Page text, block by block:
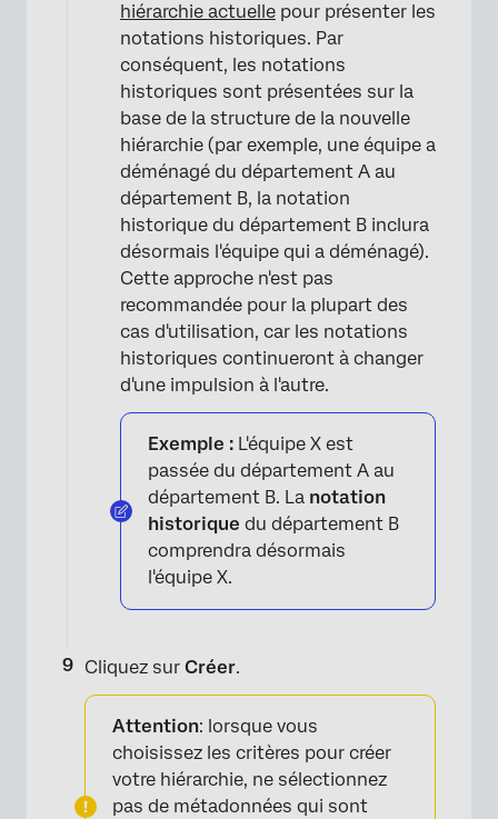
hiérarchie actuelle pour présenter les
notations historiques. Par
conséquent, les notations
historiques sont présentées sur la
base de la structure de la nouvelle
hiérarchie (par exemple, une équipe a
déménagé du département A au
département B, la notation
historique du département B inclura
désormais l'équipe qui a déménagé).
Cette approche n'est pas
recommandée pour la plupart des
cas d'utilisation, car les notations
historiques continueront à changer
d'une impulsion à l'autre.
Exemple : L'équipe X est
passée du département A au
département B. La notation
historique du département B
comprendra désormais
l'équipe X.
Cliquez sur Créer.
Attention: lorsque vous
choisissez les critères pour créer
votre hiérarchie, ne sélectionnez
pas de métadonnées qui sont